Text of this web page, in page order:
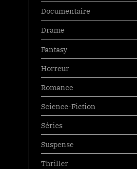
Documentaire
Drame
Fantasy
Horreur
Romance
Science-Fiction
Séries
Suspense
Thriller